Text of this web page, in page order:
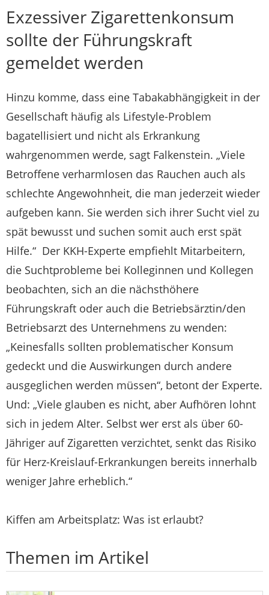
Exzessiver Zigarettenkonsum
sollte der Führungskraft
gemeldet werden
Hinzu komme, dass eine Tabakabhängigkeit in der
Gesellschaft häufig als Lifestyle-Problem
bagatellisiert und nicht als Erkrankung
wahrgenommen werde, sagt Falkenstein. „Viele
Betroffene verharmlosen das Rauchen auch als
schlechte Angewohnheit, die man jederzeit wieder
aufgeben kann. Sie werden sich ihrer Sucht viel zu
spät bewusst und suchen somit auch erst spät
Hilfe.“ Der KKH-Experte empfiehlt Mitarbeitern,
die Suchtprobleme bei Kolleginnen und Kollegen
beobachten, sich an die nächsthöhere
Führungskraft oder auch die Betriebsärztin/den
Betriebsarzt des Unternehmens zu wenden:
„Keinesfalls sollten problematischer Konsum
gedeckt und die Auswirkungen durch andere
ausgeglichen werden müssen“, betont der Experte.
Und: „Viele glauben es nicht, aber Aufhören lohnt
sich in jedem Alter. Selbst wer erst als über 60-
Jähriger auf Zigaretten verzichtet, senkt das Risiko
für Herz-Kreislauf-Erkrankungen bereits innerhalb
weniger Jahre erheblich.“
Kiffen am Arbeitsplatz: Was ist erlaubt?
Themen im Artikel